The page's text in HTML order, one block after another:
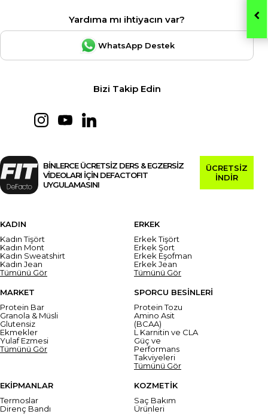
Yardıma mı ihtiyacın var?
WhatsApp Destek
Bizi Takip Edin
BİNLERCE ÜCRETSİZ DERS & EGZERSİZ
VİDEOLARI İÇİN DEFACTOFIT
UYGULAMASINI
ÜCRETSİZ
İNDİR
KADIN
Kadın Tişört
Kadın Mont
Kadın Sweatshirt
Kadın Jean
Tümünü Gör
ERKEK
Erkek Tişört
Erkek Şort
Erkek Eşofman
Erkek Jean
Tümünü Gör
MARKET
Protein Bar
Granola & Müsli
Glutensiz
Ekmekler
Yulaf Ezmesi
Tümünü Gör
SPORCU BESİNLERİ
Protein Tozu
Amino Asit
(BCAA)
L Karnitin ve CLA
Güç ve
Performans
Takviyeleri
Tümünü Gör
EKİPMANLAR
Termoslar
Direnç Bandı
KOZMETİK
Saç Bakım
Ürünleri